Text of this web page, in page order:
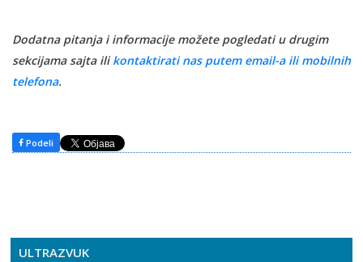
Dodatna pitanja i informacije možete pogledati u drugim
sekcijama sajta ilikontaktirati nas putem email-a ili mobilnih
telefona.
Podeli
ULTRAZVUK